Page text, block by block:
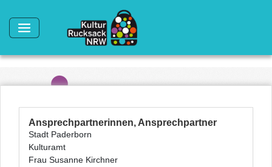
Ansprechpartnerinnen, Ansprechpartner
Stadt Paderborn
Kulturamt
Frau Susanne Kirchner